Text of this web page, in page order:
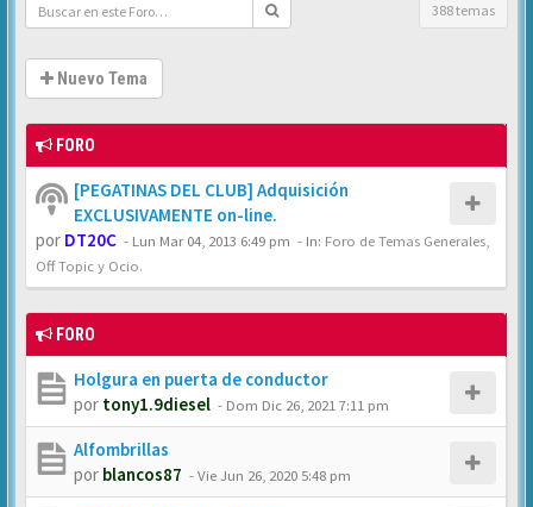
388 temas
Nuevo Tema
FORO
[PEGATINAS DEL CLUB] Adquisición
EXCLUSIVAMENTE on-line.
por DT20C - Lun Mar 04, 2013 6:49 pm - In: Foro de Temas Generales,
Off Topic y Ocio.
FORO
Holgura en puerta de conductor
por tony1.9diesel - Dom Dic 26, 2021 7:11 pm
Alfombrillas
por blancos87 -Vie Jun 26, 2020 5:48 pm